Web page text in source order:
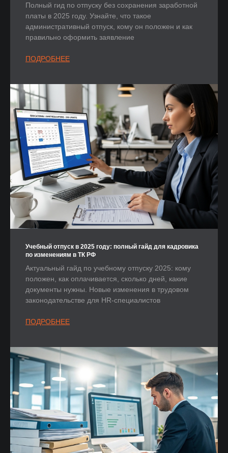
Полный гид по отпуску без сохранения заработной
платы в 2025 году. Узнайте, что такое
административный отпуск, кому он положен и как
правильно оформить заявление
ПОДРОБНЕЕ
Учебный отпуск в 2025 году: полный гайд для кадровика
по изменениям в ТК РФ
Актуальный гайд по учебному отпуску 2025: кому
положен, как оплачивается, сколько дней, какие
документы нужны. Новые изменения в трудовом
законодательстве для HR-специалистов
ПОДРОБНЕЕ